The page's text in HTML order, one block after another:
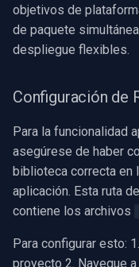
objetivos de
de paquete
despliegue flexibles.
Configuración de
Para la funcionalidad
asegúrese de haber
biblioteca correcta
aplicación. Esta ruta
contiene los archivos
Para configurar esto:
proyecto 2. Navegue